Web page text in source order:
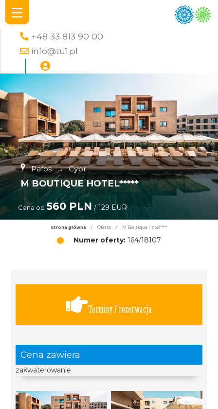
+48 33 813 90 00
info@tu1.pl
Pafos → Cypr
M BOUTIQUE HOTEL*****
Cena od 560 PLN / 129 EUR
Strona główna / Oferta / M Boutique Hotel*****
Numer oferty: 164/18107
Terminy / rezerwacja
Cena zawiera
zakwaterowanie